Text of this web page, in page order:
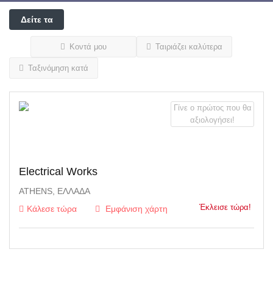
Δείτε τα
Κοντά μου Ταιριάζει καλύτερα
Ταξινόμηση κατά
Electrical Works
ATHENS, ΕΛΛΆΔΑ
Κάλεσε τώρα
Εμφάνιση χάρτη Έκλεισε τώρα!
Γίνε ο πρώτος που θα
αξιολογήσει!